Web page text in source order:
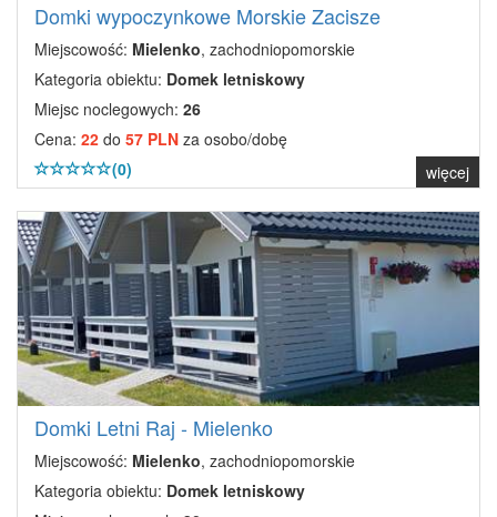
Domki wypoczynkowe Morskie Zacisze
Miejscowość: Mielenko, zachodniopomorskie
Kategoria obiektu: Domek letniskowy
Miejsc noclegowych: 26
Cena: 22 do 57 PLN za osobo/dobę
(0)
więcej
Domki Letni Raj - Mielenko
Miejscowość: Mielenko, zachodniopomorskie
Kategoria obiektu: Domek letniskowy